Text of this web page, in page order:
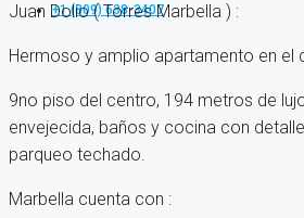
+1 (809) 638-3407
Juan Dolio ( Torres Marbella ) :
Hermoso y amplio apartamento en el
9no piso del centro, 194 metros de
envejecida, baños y cocina con
parqueo techado.
Marbella cuenta con :